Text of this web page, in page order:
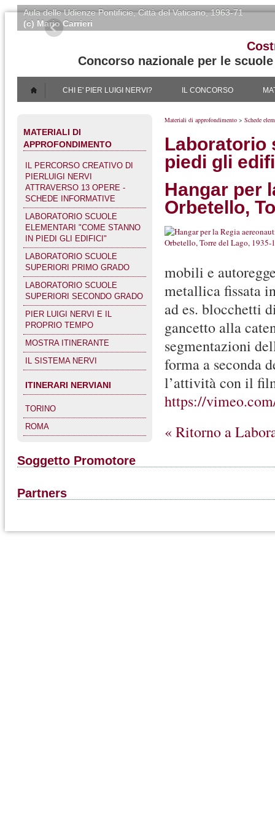
Aula delle Udienze Pontificie, Città del Vaticano, 1963-71
(c) Mario Carrieri
Concorso nazionale per le
CHI E' PIER LUIGI NERVI? IL CONCORSO
MATERIALI DI
APPROFONDIMENTO
IL PERCORSO CREATIVO DI
PIERLUIGI NERVI
ATTRAVERSO 13 OPERE -
SCHEDE INFORMATIVE
LABORATORIO SCUOLE
ELEMENTARI "COME STANNO
IN PIEDI GLI EDIFICI"
LABORATORIO SCUOLE
SUPERIORI PRIMO GRADO
LABORATORIO SCUOLE
SUPERIORI SECONDO GRADO
PIER LUIGI NERVI E IL
PROPRIO TEMPO
MOSTRA ITINERANTE
IL SISTEMA NERVI
ITINERARI NERVIANI
TORINO
ROMA
Materiali di approfondimento > Schede
Laboratorio
piedi gli
Hangar per
Orbetello,
mobili e
metallica fissata
ad es. blocchetti
gancetto alla
segmentazioni
forma a seconda
l’attività con il
https://
« Ritorno a
Soggetto Promotore
Partners